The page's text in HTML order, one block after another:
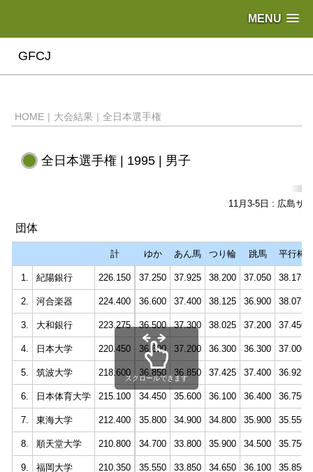
MENU
GFCJ
HOME | 大会結果 | 全日本選手権
全日本選手権 | 1995 | 男子
11月3-5日 : 広島サ
団体
計 ゆか あん馬 つり輪 跳馬 平行棒
1. 紀陽銀行 226.150 37.250 37.925 38.200 37.050 38.175
2. 河合楽器 224.400 36.600 37.400 38.125 36.900 38.075
3. 大和銀行 223.275 36.500 37.300 38.025 37.200 37.450
4. 日本大学 220.450 36.600 37.200 36.300 36.300 37.000
5. 筑波大学 218.600 36.850 36.850 37.425 37.400 36.925
6. 日本体育大学 215.100 34.450 35.600 36.100 36.400 36.750
7. 東海大学 212.400 35.800 34.900 34.800 35.900 35.550
8. 順天堂大学 210.800 34.700 33.800 35.900 34.500 35.750
9. 福岡大学 210.350 35.550 33.850 34.650 36.100 35.850
スクロールできます